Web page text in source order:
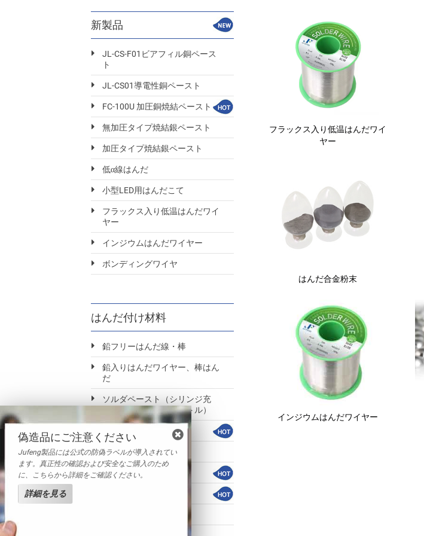
フラックス入り低温はんだワイ
ヤー
はんだ合金粉末
インジウムはんだワイヤー
新製品
JL-CS-F01ビアフィル銅ペース
ト
JL-CS01導電性銅ペースト
FC-100U 加圧銅焼結ペースト
無加圧タイプ焼結銀ペースト
加圧タイプ焼結銀ペースト
低α線はんだ
小型LED用はんだこて
フラックス入り低温はんだワイ
ヤー
インジウムはんだワイヤー
ボンディングワイヤ
はんだ付け材料
鉛フリーはんだ線・棒
鉛入りはんだワイヤー、棒はん
だ
ソルダペースト（シリンジ充
填、ディスペンサーボトル）
プリフォーム
ソルダペースト
ソルダボール
偽造品にご注意ください
Jufeng製品には公式の防偽ラベルが導入されてい
ます。真正性の確認および安全なご購入のため
に、こちらから詳細をご確認ください。
詳細を見る